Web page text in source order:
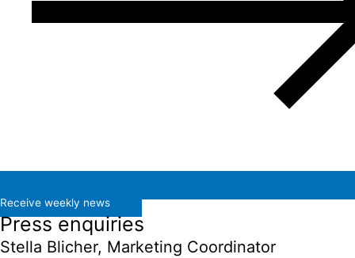
Receive weekly news
Press enquiries
Stella Blicher, Marketing Coordinator